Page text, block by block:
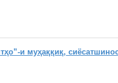
и муҳаққиқ,